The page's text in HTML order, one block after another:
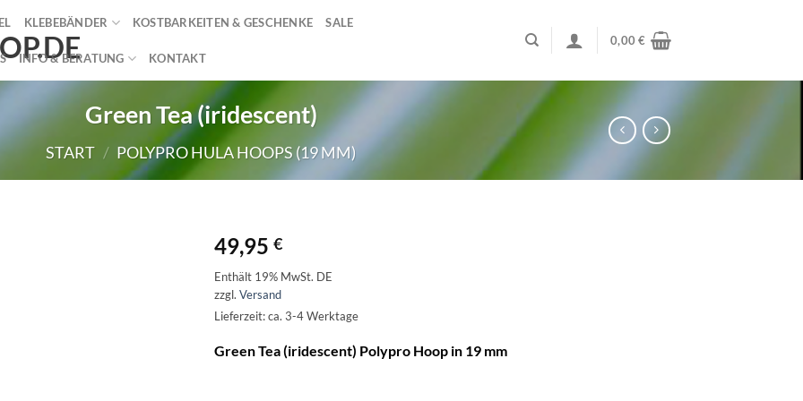
KLEBEBÄNDER KOSTBARKEITEN & GESCHENKE SALE
INFO & BERATUNG KONTAKT
0,00€
Green Tea (iridescent)
START / POLYPRO HULA HOOPS (19 MM)
49,95 €
Enthält 19% MwSt. DE
zzgl. Versand
Lieferzeit: ca. 3-4 Werktage
Green Tea (iridescent) Polypro Hoop in 19 mm